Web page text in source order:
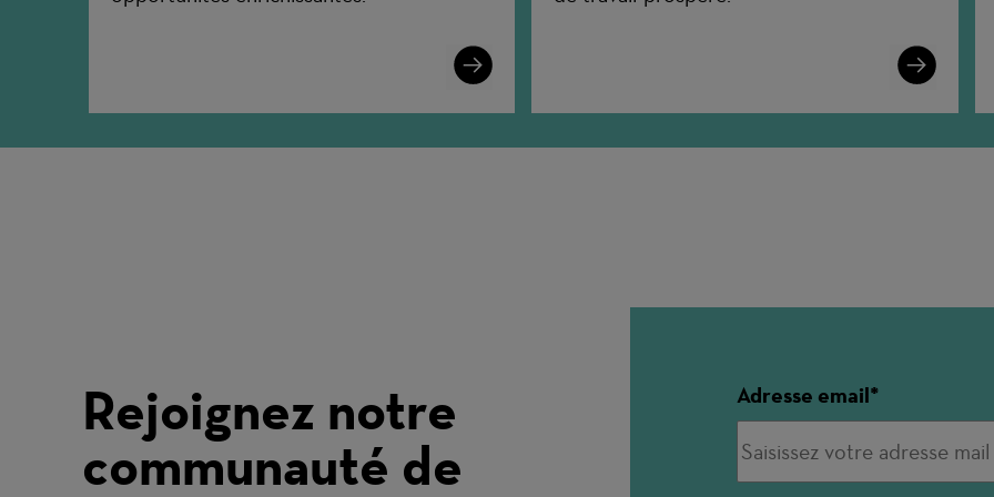
Learn
More
Learn
More
Rejoignez notre
communauté de
Adresse email